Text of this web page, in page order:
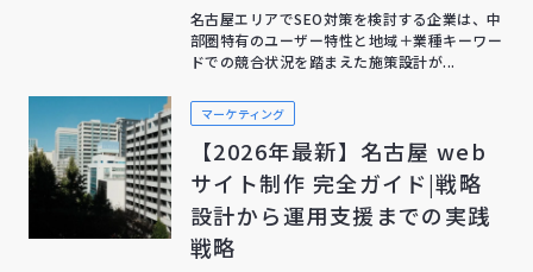
名古屋エリアでSEO対策を検討する企業は、中
部圏特有のユーザー特性と地域＋業種キーワー
ドでの競合状況を踏まえた施策設計が...
マーケティング
【2026年最新】名古屋 web
サイト制作 完全ガイド|戦略
設計から運用支援までの実践
戦略